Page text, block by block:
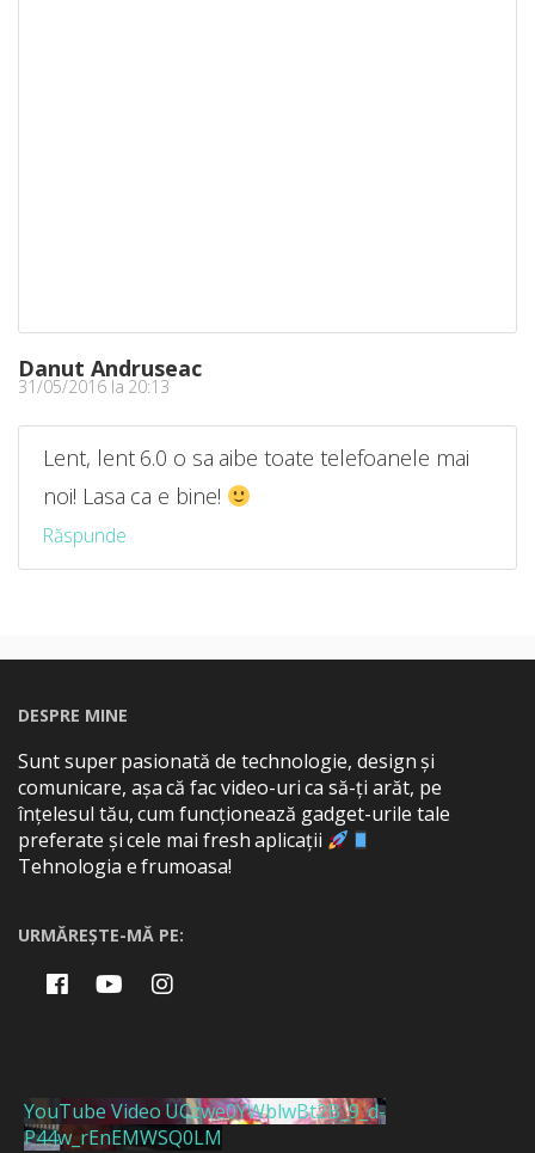
Danut Andruseac
31/05/2016 la 20:13
Lent, lent 6.0 o sa aibe toate telefoanele mai
noi! Lasa ca e bine!
Răspunde
DESPRE MINE
Sunt super pasionată de technologie, design și
comunicare, așa că fac video-uri ca să-ți arăt, pe
înțelesul tău, cum funcționează gadget-urile tale
preferate și cele mai fresh aplicații
Tehnologia e frumoasa!
URMĂREȘTE-MĂ PE:
YouTube Video UCzwe0YWblwBt2B_9_d-
P44w_rEnEMWSQ0LM